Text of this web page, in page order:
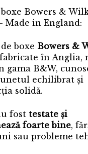
Bowers &
Made in England:
boxe Bowers &
în Anglia,
gama B&W,
echilibrat și
solidă.
fost testate și
foarte bine,
sau probleme